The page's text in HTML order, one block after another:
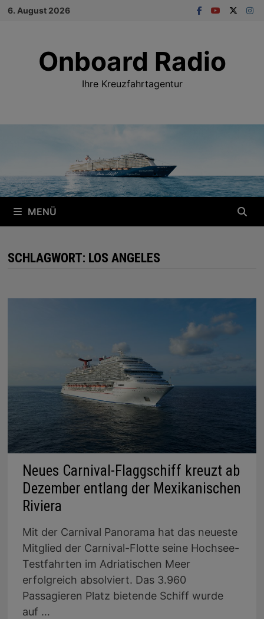
Zum
6. August 2026
Onboard Radio
Ihre Kreuzfahrtagentur
MENÜ
SCHLAGWORT: LOS ANGELES
Neues Carnival-Flaggschiff kreuzt ab
Dezember entlang der Mexikanischen
Riviera
Mit der Carnival Panorama hat das neueste
Mitglied der Carnival-Flotte seine Hochsee-
Testfahrten im Adriatischen Meer
erfolgreich absolviert. Das 3.960
Passagieren Platz bietende Schiff wurde
auf …